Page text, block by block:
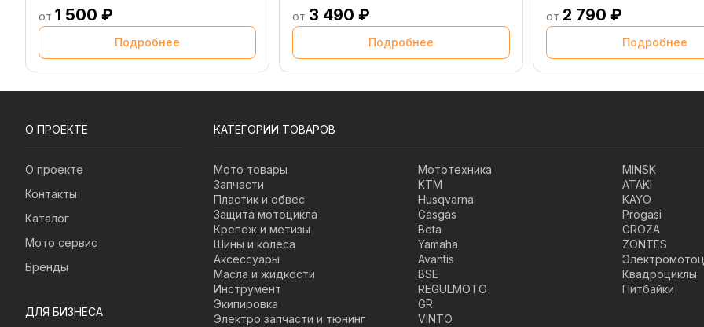
от 1 500 ₽
Подробнее
от 3 490 ₽
Подробнее
от 2 790 ₽
Подробнее
О ПРОЕКТЕ
О проекте
Контакты
Каталог
Мото сервис
Бренды
ДЛЯ БИЗНЕСА
КАТЕГОРИИ ТОВАРОВ
Мото товары
Запчасти
Пластик и обвес
Защита мотоцикла
Крепеж и метизы
Шины и колеса
Аксессуары
Масла и жидкости
Инструмент
Экипировка
Электро запчасти и тюнинг
Мототехника
KTM
Husqvarna
Gasgas
Beta
Yamaha
Avantis
BSE
REGULMOTO
GR
VINTO
MINSK
ATAKI
KAYO
Progasi
GROZA
ZONTES
Квадроциклы
Питбайки